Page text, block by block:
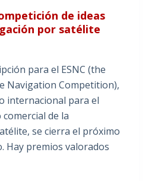
de ideas
por satélite
para el ESNC (the
Navigation Competition),
internacional para el
de la
se cierra el próximo
Hay premios valorados